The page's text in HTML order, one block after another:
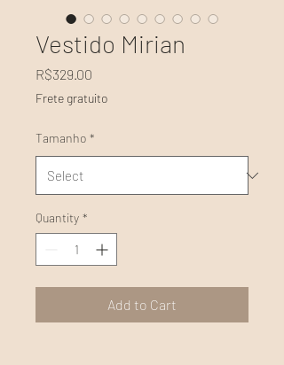
Vestido Mirian
R$329.00
Frete gratuito
Tamanho *
Quantity *
Add to Cart